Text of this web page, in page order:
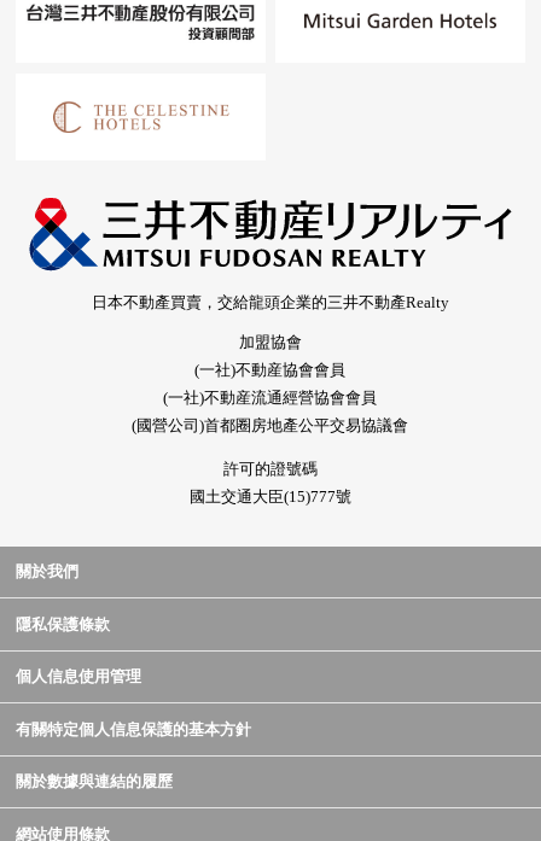
日本不動產買賣，交給龍頭企業的三井不動產Realty
加盟協會
(一社)不動産協會會員
(一社)不動産流通經營協會會員
(國營公司)首都圈房地產公平交易協議會
許可的證號碼
國土交通大臣(15)777號
關於我們
隱私保護條款
個人信息使用管理
有關特定個人信息保護的基本方針
關於數據與連結的履歷
網站使用條款